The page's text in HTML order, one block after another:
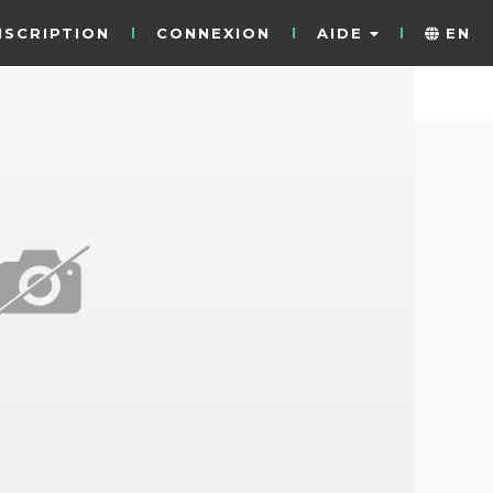
CONNEXION AIDE EN